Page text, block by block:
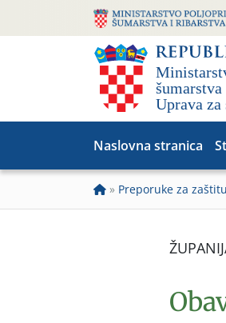
Naslovna stranica
» Preporuke za